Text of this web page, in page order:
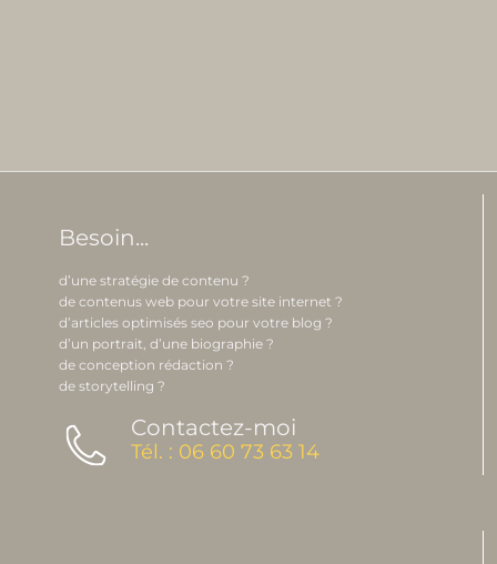
Besoin...
d’une stratégie de contenu ?
de contenus web pour votre site internet ?
d’articles optimisés seo pour votre blog ?
d’un portrait, d’une biographie ?
de conception rédaction ?
de storytelling ?
Contactez-moi
Tél. : 06 60 73 63 14